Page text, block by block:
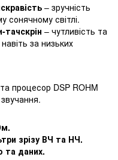
– зручність
сонячному світлі.
тачскрін – чутливість та
за низьких
процесор DSP ROHM
зрізу ВЧ та НЧ.
та даних.